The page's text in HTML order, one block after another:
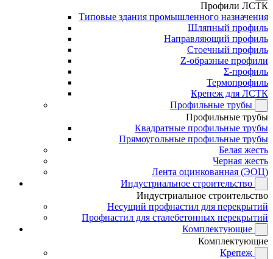
Профили ЛСТК
Типовые здания промышленного назначения
Шляпный профиль
Направляющий профиль
Стоечный профиль
Z-образные профили
Σ-профиль
Термопрофиль
Крепеж для ЛСТК
Профильные трубы
Профильные трубы
Квадратные профильные трубы
Прямоугольные профильные трубы
Белая жесть
Черная жесть
Лента оцинкованная (ЭОЦ)
Индустриальное строительство
Индустриальное строительство
Несущий профнастил для перекрытий
Профнастил для сталебетонных перекрытий
Комплектующие
Комплектующие
Крепеж